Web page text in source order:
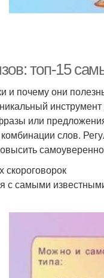
топ-15
и почему они
или
слов.
с самыми